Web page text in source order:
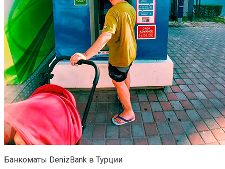
Банкоматы DenizBank в Турции